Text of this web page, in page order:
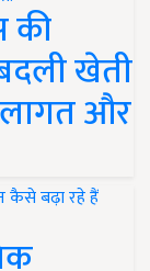
की
खेती
और